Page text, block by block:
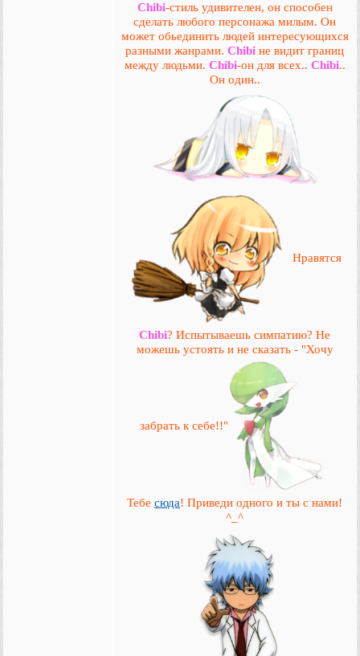
Chibi-стиль удивителен, он способен
сделать любого персонажа милым. Он
может обьединить людей интересующихся
разными жанрами. Chibi не видит границ
между людьми. Chibi-он для всех.. Chibi..
Он один..
Нравятся
Chibi? Испытываешь симпатию? Не
можешь устоять и не сказать - "Хочу
забрать к себе!!"
Тебе сюда! Приведи одного и ты с нами!
^_^